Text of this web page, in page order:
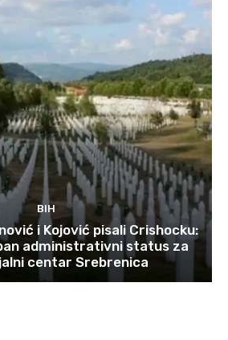
BIH
i Kojović pisali Crishocku:
administrativni status za
centar Srebrenica